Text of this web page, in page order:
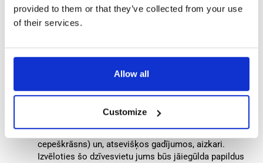
provided to them or that they’ve collected from your use
of their services.
Allow all
Customize
Ongemeubileerd (neaprīkots). Šajā dzīvoklī nebūs
Visticamāk jums nāksies iegādāties visu
rokturus, dušas galvu, abažūrus, pakaramos, un pat
Gestoffeerd (daļēji aprīkots). Šāda dzīvoklī varat
sagaidīt grīdas segumu, kā piem., laminātu vai paklāju,
šādu, tādu tehnika (visticamāk dzīvoklī nebūs pat
cepeškrāsns) un, atsevišķos gadījumos, aizkari.
Izvēloties šo dzīvesvietu jums būs jāiegūlda papildus